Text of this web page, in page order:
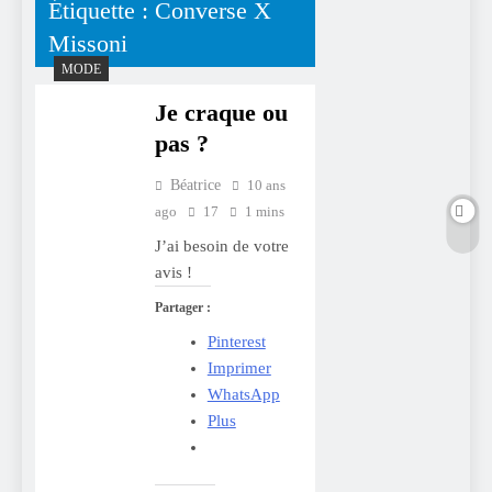
Étiquette : Converse X
Missoni
MODE
Je craque ou
pas ?
Béatrice
10 ans
ago
17 1 mins
J’ai besoin de votre
avis !
Partager :
Pinterest
Imprimer
WhatsApp
Plus